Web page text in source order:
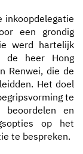
inkoopdelegatie
een grondig
werd hartelijk
de heer Hong
Renwei, die de
Het doel
te
en
op het
te bespreken.